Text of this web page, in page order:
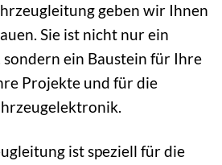
geben wir Ihnen
Sie ist nicht nur ein
ein Baustein für Ihre
Projekte und für die
ist speziell für die